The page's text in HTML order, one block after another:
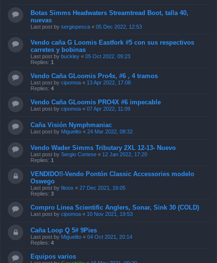
Botas Simms Headwaters Streamtread Boot, talla 40,
nuevas
Last post by sergiopesca « 05 Dec 2022, 12:53
Vendo caña G Loomis Eastfork #5 con sus respectivos
carretes y bobinas
Last post by buckley « 05 Oct 2022, 09:23
Replies: 1
Vendo Caña GLoomis Pro4x, #6 , 4 tramos
Last post by cipomoa « 13 Apr 2022, 17:08
Replies: 4
Vendo Caña GLoomis PRO4X #6 impecable
Last post by cipomoa « 07 Apr 2022, 11:09
Caña Visión Nymphmaniac
Last post by Miguelito « 24 Mar 2022, 08:32
Vendo Wader Simms Tributary 2XL 12-13- Nuevo
Last post by Sergio Cortese « 12 Jan 2022, 17:20
Replies: 1
VENDIDO!!-Vendo Pontón Classic Accessories modelo
Oswego
Last post by fitoox « 27 Dec 2021, 16:05
Replies: 3
Compro Linea Scientific Anglers, Sonar, Sink 30 (COLD)
Last post by cipomoa « 10 Nov 2021, 19:53
Caña Loop Q 5# 9Pies
Last post by Miguelito « 04 Oct 2021, 20:14
Replies: 4
Equipos varios